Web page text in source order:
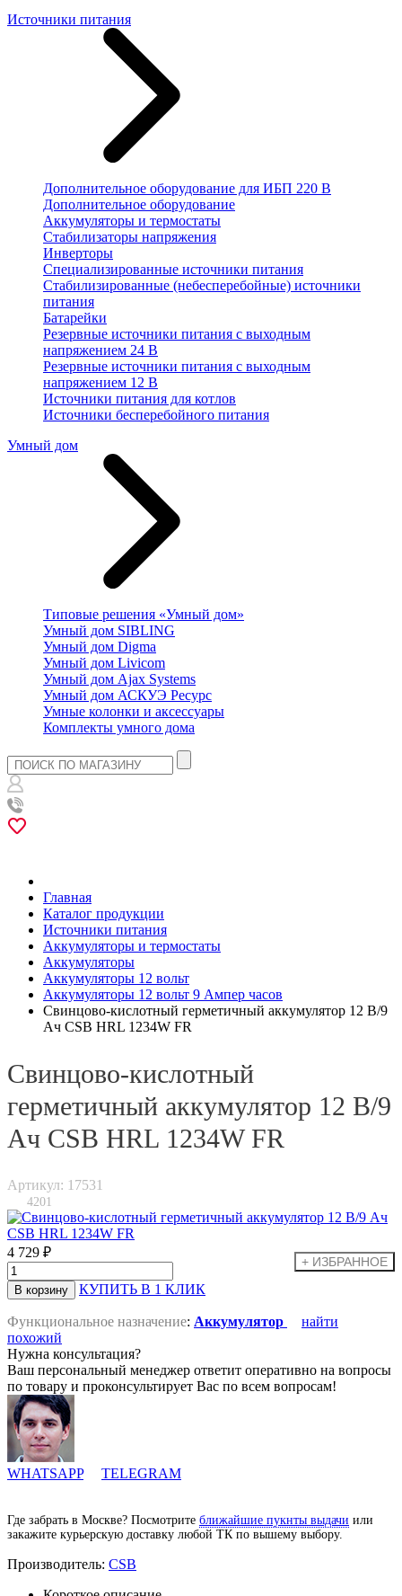
Источники питания
Дополнительное оборудование для ИБП 220 В
Дополнительное оборудование
Аккумуляторы и термостаты
Стабилизаторы напряжения
Инверторы
Специализированные источники питания
Стабилизированные (небесперебойные) источники
питания
Батарейки
Резервные источники питания с выходным
напряжением 24 В
Резервные источники питания с выходным
напряжением 12 В
Источники питания для котлов
Источники бесперебойного питания
Умный дом
Типовые решения «Умный дом»
Умный дом SIBLING
Умный дом Digma
Умный дом Livicom
Умный дом Ajax Systems
Умный дом АСКУЭ Ресурс
Умные колонки и аксессуары
Комплекты умного дома
Главная
Каталог продукции
Источники питания
Аккумуляторы и термостаты
Аккумуляторы
Аккумуляторы 12 вольт
Аккумуляторы 12 вольт 9 Ампер часов
Свинцово-кислотный герметичный аккумулятор 12 В/9
Ач CSB HRL 1234W FR
Свинцово-кислотный
герметичный аккумулятор 12 В/9
Ач CSB HRL 1234W FR
Артикул: 17531
4201
4 729 ₽
КУПИТЬ В 1 КЛИК
Функциональное назначение: Аккумулятор
найти
похожий
Нужна консультация?
Ваш персональный менеджер ответит оперативно на вопросы
по товару и проконсультирует Вас по всем вопросам!
WHATSAPP TELEGRAM
Где забрать в Москве? Посмотрите ближайшие пукнты выдачи или
закажите курьерскую доставку любой ТК по вышему выбору.
Производитель: CSB